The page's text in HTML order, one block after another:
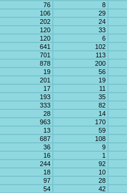
76
8
106
29
202
24
120
33
120
6
641
102
701
113
878
200
19
56
201
19
17
11
193
35
333
82
28
14
963
170
13
59
687
108
36
9
16
1
244
92
18
10
97
28
54
42